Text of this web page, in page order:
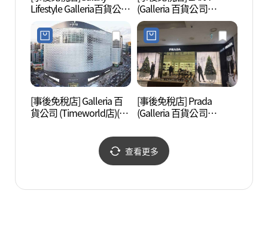
Lifestyle Galleria百貨公司
Timeworld店(갤럭시라이
프스타일 갤러리아백화
점 타임월드점)
(Galleria 百貨公司
Timeworld店)(ZARA 갤러
리아백화점 타임월드점)
[事後免稅店] Galleria 百
貨公司 (Timeworld店)(갤
[事後免稅店] Prada
(Galleria 百貨公司
러리아백화점 타임월드
점)
查看更多